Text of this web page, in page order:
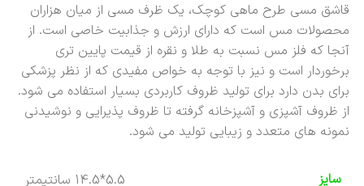
قاشق مسی طرح ماهی کوچک، یک ظرف مسی از میان هزاران
محصولات مس است که دارای ارزش و جذابیت خاصی است. از
آنجا که فلز مس نسبت به طلا و نقره از قیمت پایین تری
برخوردار است و نیز با توجه به خواص مفیدی که از نظر پزشکی
برای بدن دارد برای تولید ظروف کاربردی بسیار استفاده می شود.
از ظروف آشپزی و آشپزخانه گرفته تا ظروف پذیرایی و نوشیدنی
نمونه های متعدد و زیبایی تولید می شود.
سایز 5.5*14.5 سانتیمتر